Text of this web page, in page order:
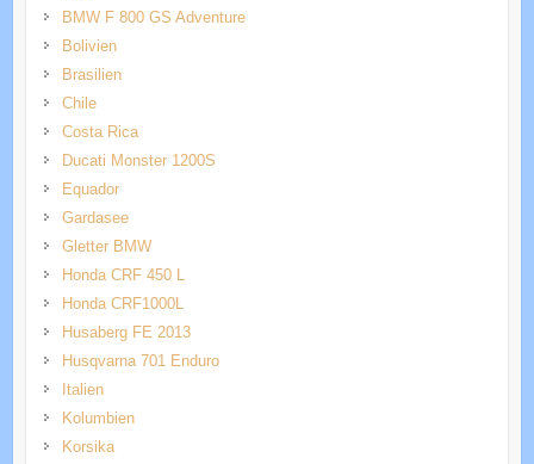
BMW F 800 GS Adventure
Bolivien
Brasilien
Chile
Costa Rica
Ducati Monster 1200S
Equador
Gardasee
Gletter BMW
Honda CRF 450 L
Honda CRF1000L
Husaberg FE 2013
Husqvarna 701 Enduro
Italien
Kolumbien
Korsika